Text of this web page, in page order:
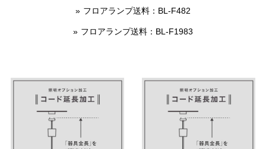
フロアランプ送料：BL-F482
フロアランプ送料：BL-F1983